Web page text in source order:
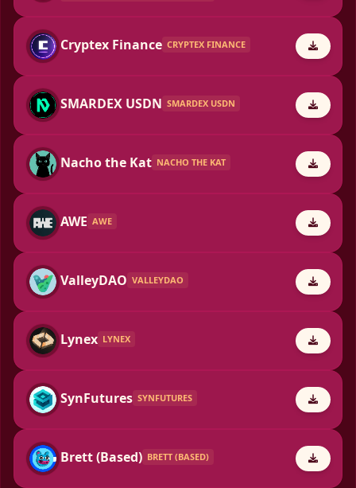
Cryptex Finance CRYPTEX FINANCE
SMARDEX USDN SMARDEX USDN
Nacho the Kat NACHO THE KAT
AWE AWE
ValleyDAO VALLEYDAO
Lynex LYNEX
SynFutures SYNFUTURES
Brett (Based) BRETT (BASED)